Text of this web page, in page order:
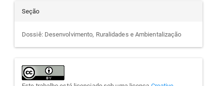
Seção
Dossiê: Desenvolvimento, Ruralidades e Ambientalização